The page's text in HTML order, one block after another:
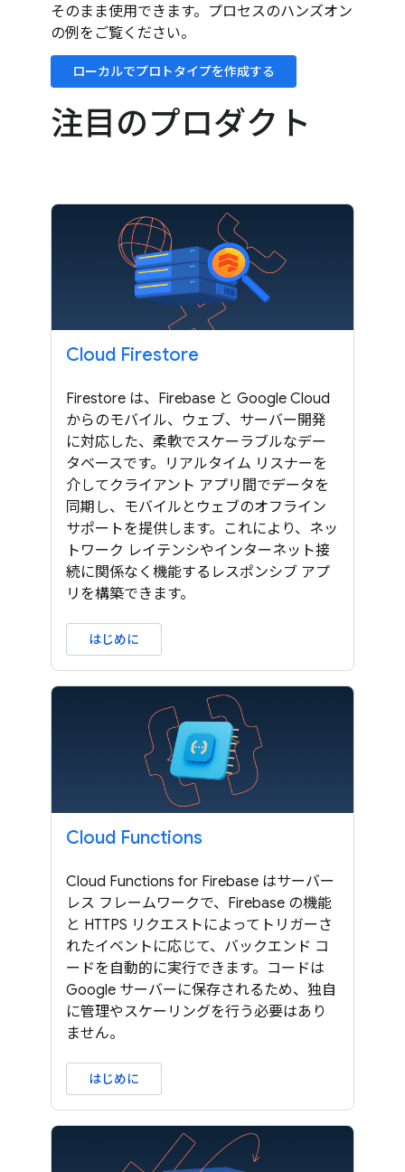
そのまま使用できます。プロセスのハンズオン
の例をご覧ください。
ローカルでプロトタイプを作成する
注目のプロダクト
Cloud Firestore
Firestore は、Firebase と Google Cloud
からのモバイル、ウェブ、サーバー開発
に対応した、柔軟でスケーラブルなデー
タベースです。リアルタイム リスナーを
介してクライアント アプリ間でデータを
同期し、モバイルとウェブのオフライン
サポートを提供します。これにより、ネッ
トワーク レイテンシやインターネット接
続に関係なく機能するレスポンシブ アプ
リを構築できます。
はじめに
Cloud Functions
Cloud Functions for Firebase はサーバー
レス フレームワークで、Firebase の機能
と HTTPS リクエストによってトリガーさ
れたイベントに応じて、バックエンド コ
ードを自動的に実行できます。コードは
Google サーバーに保存されるため、独自
に管理やスケーリングを行う必要はあり
ません。
はじめに